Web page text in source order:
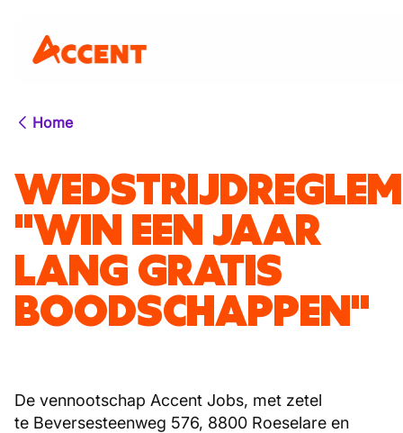
Home
"WIN EEN JAAR
LANG GRATIS
BOODSCHAPPEN"
De vennootschap Accent Jobs, met zetel
te Beversesteenweg 576, 8800 Roeselare en